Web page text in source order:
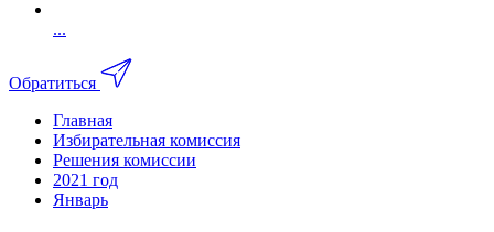
...
Обратиться
Главная
Избирательная комиссия
Решения комиссии
2021 год
Январь